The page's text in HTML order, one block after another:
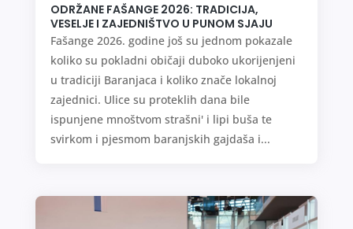
ODRŽANE FAŠANGE 2026: TRADICIJA,
VESELJE I ZAJEDNIŠTVO U PUNOM SJAJU
Fašange 2026. godine još su jednom pokazale
koliko su pokladni običaji duboko ukorijenjeni
u tradiciji Baranjaca i koliko znače lokalnoj
zajednici. Ulice su proteklih dana bile
ispunjene mnoštvom strašni' i lipi buša te
svirkom i pjesmom baranjskih gajdaša i...